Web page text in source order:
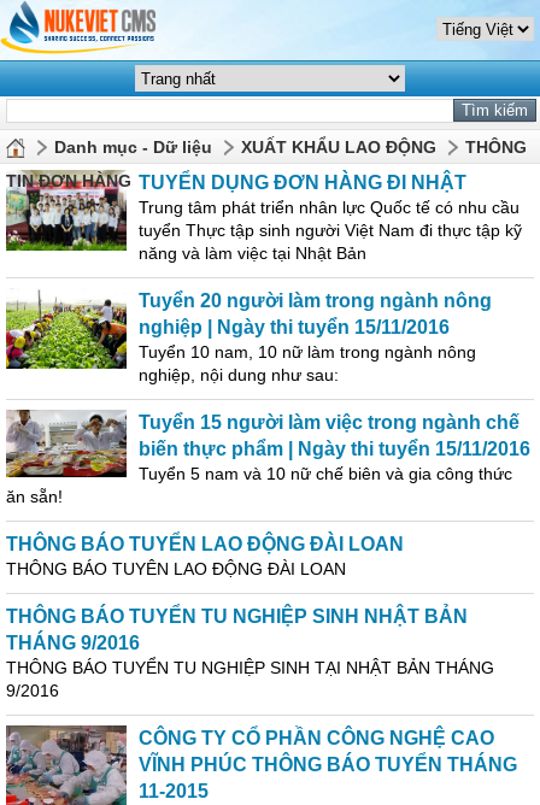
Danh mục - Dữ liệu XUẤT KHẨU LAO ĐỘNG
THÔNG
TIN ĐƠN HÀNG TUYỂN DỤNG ĐƠN HÀNG ĐI NHẬT
Trung tâm phát triển nhân lực Quốc tế có nhu cầu
tuyển Thực tập sinh người Việt Nam đi thực tập kỹ
năng và làm việc tại Nhật Bản
Tuyển 20 người làm trong ngành nông
nghiệp | Ngày thi tuyển 15/11/2016
Tuyển 10 nam, 10 nữ làm trong ngành nông
nghiệp, nội dung như sau:
Tuyển 15 người làm việc trong ngành chế
biến thực phẩm | Ngày thi tuyển 15/11/2016
Tuyển 5 nam và 10 nữ chế biên và gia công thức
ăn sẵn!
THÔNG BÁO TUYỂN LAO ĐỘNG ĐÀI LOAN
THÔNG BÁO TUYÊN LAO ĐỘNG ĐÀI LOAN
THÔNG BÁO TUYỂN TU NGHIỆP SINH NHẬT BẢN
THÁNG 9/2016
THÔNG BÁO TUYỂN TU NGHIỆP SINH TẠI NHẬT BẢN THÁNG
9/2016
CÔNG TY CỔ PHẦN CÔNG NGHỆ CAO
VĨNH PHÚC THÔNG BÁO TUYỂN THÁNG
11-2015